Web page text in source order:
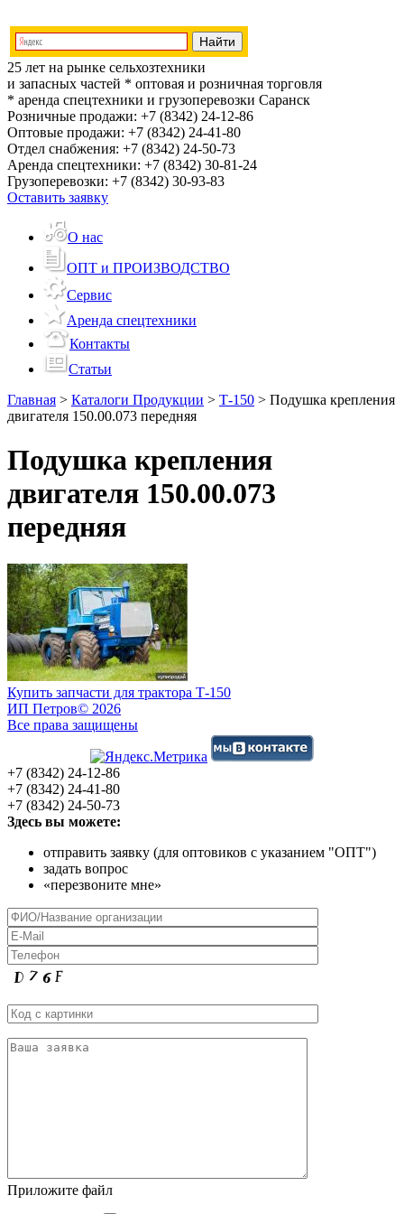
25 лет на рынке сельхозтехники
и запасных частей * оптовая и розничная торговля
* аренда спецтехники и грузоперевозки Саранск
Розничные продажи: +7 (8342) 24-12-86
Оптовые продажи: +7 (8342) 24-41-80
Отдел снабжения: +7 (8342) 24-50-73
Аренда спецтехники: +7 (8342) 30-81-24
Грузоперевозки: +7 (8342) 30-93-83
Оставить заявку
О нас
ОПТ и ПРОИЗВОДСТВО
Сервис
Аренда спецтехники
Контакты
Статьи
Главная > Каталоги Продукции > Т-150 > Подушка крепления
двигателя 150.00.073 передняя
Подушка крепления
двигателя 150.00.073
передняя
Купить запчасти для трактора Т-150
ИП Петров© 2026
Все права защищены
+7 (8342) 24-12-86
+7 (8342) 24-41-80
+7 (8342) 24-50-73
Здесь вы можете:
отправить заявку (для оптовиков с указанием "ОПТ")
задать вопрос
«перезвоните мне»
Приложите файл